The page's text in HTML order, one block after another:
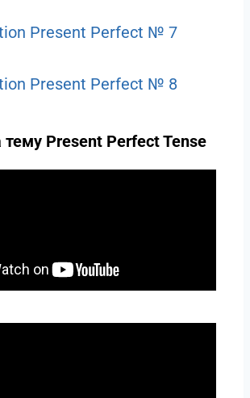
Present Perfect № 7
Present Perfect № 8
тему Present Perfect Tense